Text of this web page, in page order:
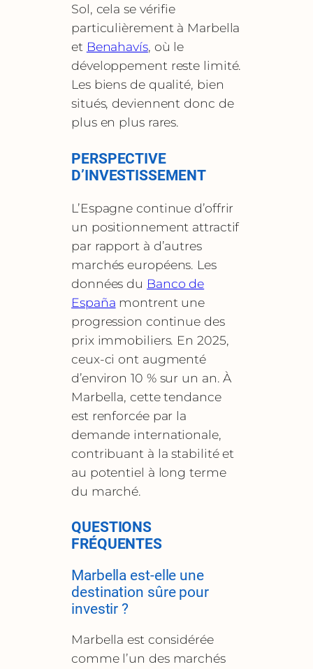
Sol, cela se vérifie
particulièrement à Marbella
et Benahavís, où le
développement reste limité.
Les biens de qualité, bien
situés, deviennent donc de
plus en plus rares.
PERSPECTIVE
D’INVESTISSEMENT
L’Espagne continue d’offrir
un positionnement attractif
par rapport à d’autres
marchés européens. Les
données du Banco de
España montrent une
progression continue des
prix immobiliers. En 2025,
ceux-ci ont augmenté
d’environ 10 % sur un an. À
Marbella, cette tendance
est renforcée par la
demande internationale,
contribuant à la stabilité et
au potentiel à long terme
du marché.
QUESTIONS
FRÉQUENTES
Marbella est-elle une
destination sûre pour
investir ?
Marbella est considérée
comme l’un des marchés